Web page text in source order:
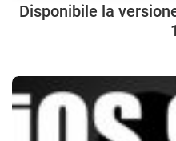
Disponibile la